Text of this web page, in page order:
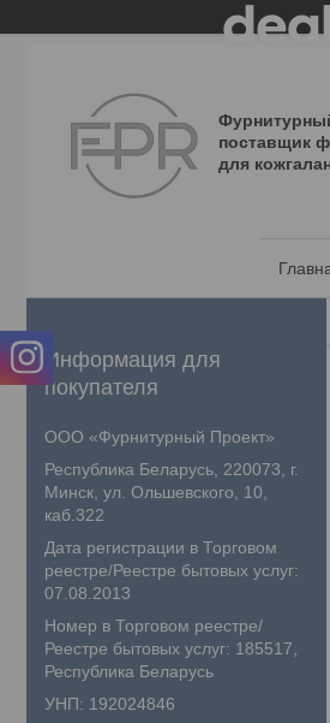
поставщик
для
Информация для
покупателя
ООО «Фурнитурный Проект»
Республика Беларусь, 220073, г.
Минск, ул. Ольшевского, 10,
каб.322
Дата регистрации в Торговом
реестре/Реестре бытовых услуг:
07.08.2013
Номер в Торговом реестре/
Реестре бытовых услуг: 185517,
Республика Беларусь
УНП: 192024846